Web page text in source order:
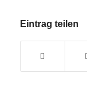
Eintrag teilen